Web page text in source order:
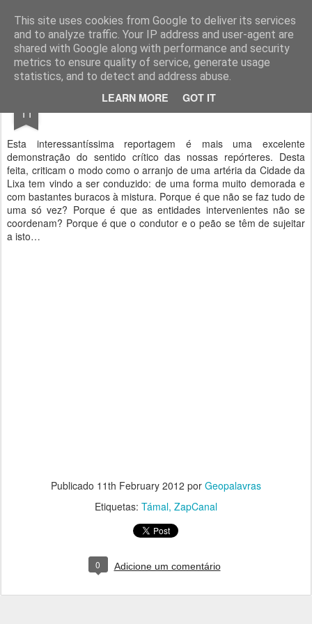
This site uses cookies from Google to deliver its services
and to analyze traffic. Your IP address and user-agent are
shared with Google along with performance and security
metrics to ensure quality of service, generate usage
statistics, and to detect and address abuse.
LEARN MORE GOT IT
Geopalavras
canal800 clique ZapCanal
11 Buracada.
Esta interessantíssima reportagem é mais uma excelente
demonstração do sentido crítico das nossas repórteres. Desta
feita, criticam o modo como o arranjo de uma artéria da Cidade da
Lixa tem vindo a ser conduzido: de uma forma muito demorada e
com bastantes buracos à mistura. Porque é que não se faz tudo de
uma só vez? Porque é que as entidades intervenientes não se
coordenam? Porque é que o condutor e o peão se têm de sujeitar
a isto…
Publicado 11th February 2012 por Geopalavras
Etiquetas: Támal ZapCanal
0 Adicione um comentário